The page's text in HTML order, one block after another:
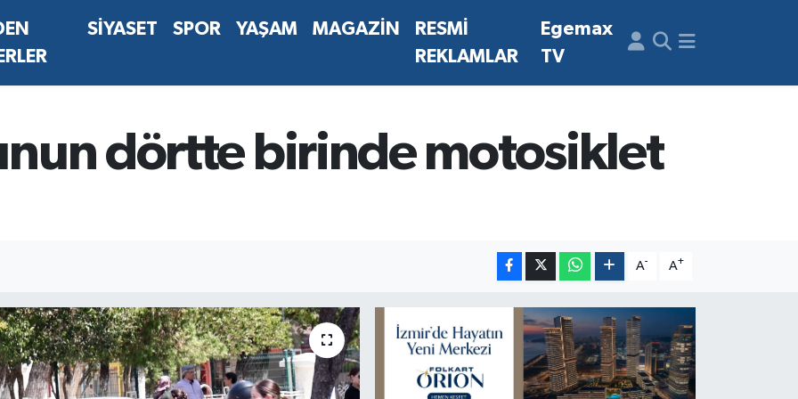
SİYASET SPOR YAŞAM MAGAZİN
RESMİ
REKLAMLAR
Egemax
TV
dörtte birinde motosiklet
A- A+